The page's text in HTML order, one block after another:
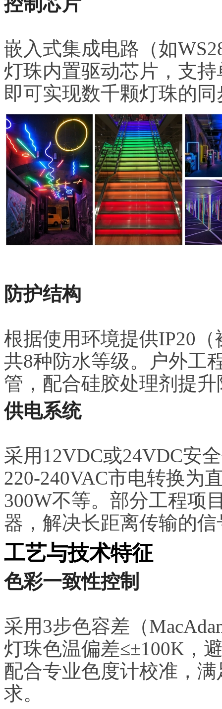
嵌入式集成电路（如
灯珠内置驱动芯片，支
即可实现数千颗灯珠的
防护结构
根据使用环境提供IP20
共8种防水等级。户外工
管，配合硅胶处理剂提
供电系统
采用12VDC或24VDC安
220-240VAC市电转换为
300W不等。部分工程项
器，解决长距离传输的
工艺与技术特征
色彩一致性控制
采用3步色容差（
灯珠色温偏差≤±100K，
配合专业色度计校准，
求。